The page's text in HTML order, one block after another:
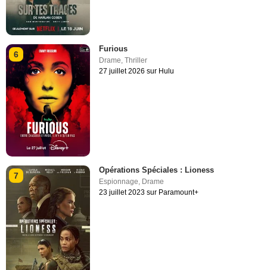
6
Furious
Drame,Thriller
27 juillet 2026 sur Hulu
7
Opérations Spéciales : Lioness
Espionnage, Drame
23 juillet 2023 sur Paramount+